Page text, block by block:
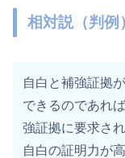
相対説（判例
自白と補強証拠
できるのであれ
強証拠に要求さ
自白の証明力が